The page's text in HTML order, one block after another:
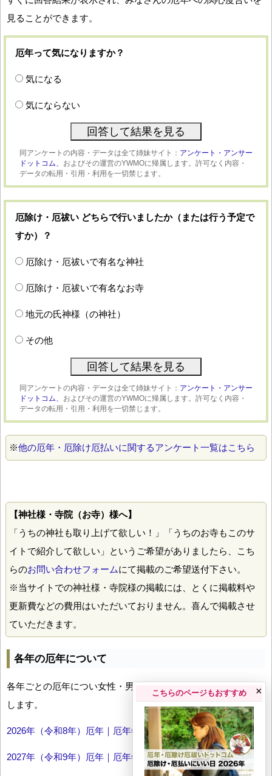
見ることができます。
厄年って気になりますか？
気になる
気にならない
同アンケートの内容・データは全て姉妹サイト： アンケート・アンサー
ドットコム、 およびその運営のYWMOに帰属します。許可なく内容・
データの転用・引用・利用を一切禁じます。
厄除け・厄祓い どちらで行いましたか（または行う予定で
すか）？
厄除け・厄祓いで有名な神社
厄除け・厄祓いで有名なお寺
地元の氏神様（の神社）
その他
同アンケートの内容・データは全て姉妹サイト： アンケート・アンサー
ドットコム、 およびその運営のYWMOに帰属します。許可なく内容・
データの転用・引用・利用を一切禁じます。
※他の厄年・厄除け厄払いに関するアンケート一覧はこちら
【神社様・寺院（お寺）様へ】
「うちの神社も取り上げて欲しい！」「うちのお寺もこのサ
イトで紹介して欲しい」というご希望がありましたら、こち
らのお問い合わせフォームにて掲載のご希望送付下さい。
※当サイトでの神社様・寺院様の掲載には、とくに掲載料や
更新費などの費用はいただいておりません。喜んで掲載させ
ていただきます。
各年の厄年について
各年ごとの厄年につい女性・男性の年齢早見表とともにお伝え
します。
2026年（令和8年）厄年｜厄年年齢早見表
2027年（令和9年）厄年｜厄年年齢早見表
こちらのページもおすすめ ×